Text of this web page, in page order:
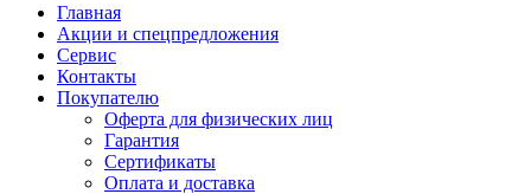
Главная
Акции и спецпредложения
Сервис
Контакты
Покупателю
Оферта для физических лиц
Гарантия
Сертификаты
Оплата и доставка